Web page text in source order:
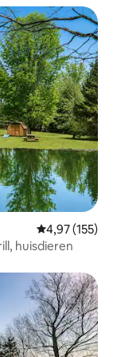
Gemiddelde
4,97 (155)
huisdieren